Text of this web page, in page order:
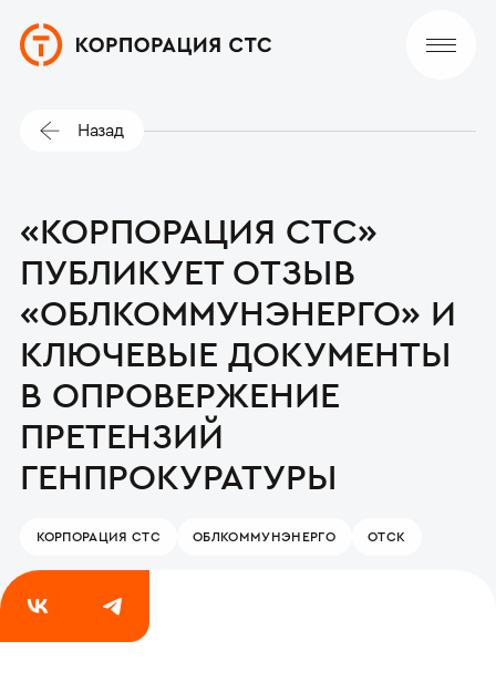
Назад
«КОРПОРАЦИЯ СТС»
ПУБЛИКУЕТ ОТЗЫВ
«ОБЛКОММУНЭНЕРГО» И
КЛЮЧЕВЫЕ ДОКУМЕНТЫ
В ОПРОВЕРЖЕНИЕ
ПРЕТЕНЗИЙ
ГЕНПРОКУРАТУРЫ
КОРПОРАЦИЯ СТС ОБЛКОММУНЭНЕРГО ОТСК
21 сентября 2025